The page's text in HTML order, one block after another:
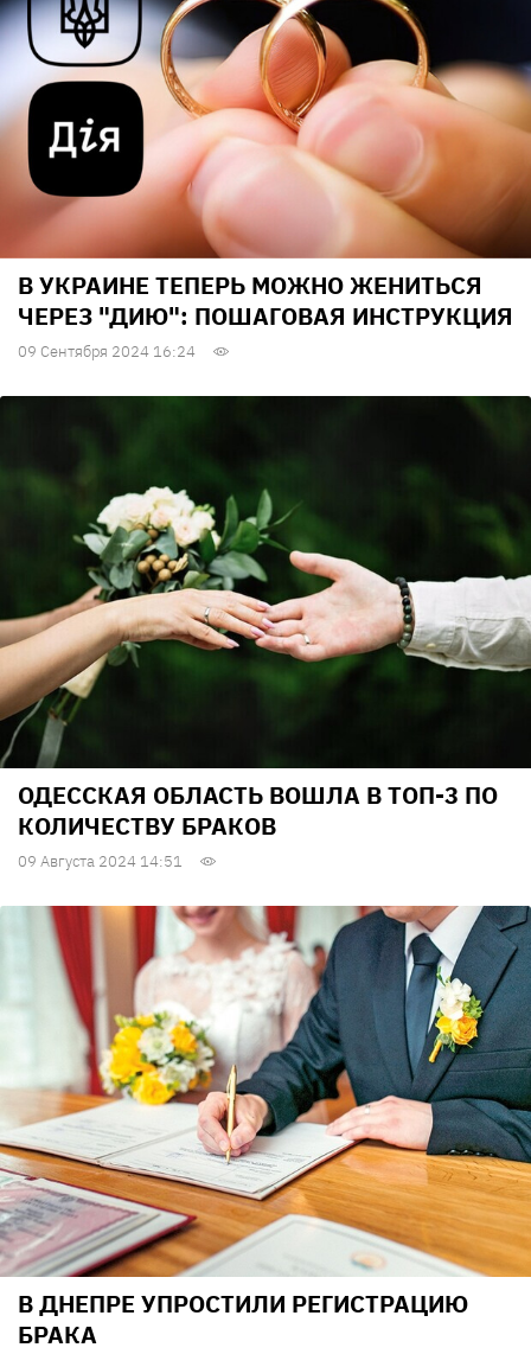
В УКРАИНЕ ТЕПЕРЬ МОЖНО ЖЕНИТЬСЯ
ЧЕРЕЗ "ДИЮ": ПОШАГОВАЯ ИНСТРУКЦИЯ
09 Сентября 2024 16:24
ОДЕССКАЯ ОБЛАСТЬ ВОШЛА В ТОП-3 ПО
КОЛИЧЕСТВУ БРАКОВ
09 Августа 2024 14:51
В ДНЕПРЕ УПРОСТИЛИ РЕГИСТРАЦИЮ
БРАКА